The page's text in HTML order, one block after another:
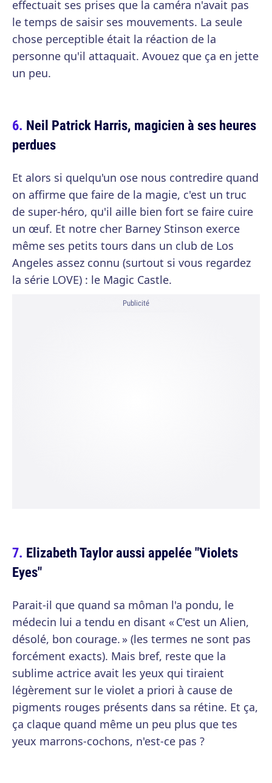
effectuait ses prises que la caméra n'avait pas
le temps de saisir ses mouvements. La seule
chose perceptible était la réaction de la
personne qu'il attaquait. Avouez que ça en jette
un peu.
Neil Patrick Harris, magicien à ses heures
perdues
Et alors si quelqu'un ose nous contredire quand
on affirme que faire de la magie, c'est un truc
de super-héro, qu'il aille bien fort se faire cuire
un œuf. Et notre cher Barney Stinson exerce
même ses petits tours dans un club de Los
Angeles assez connu (surtout si vous regardez
la série LOVE) : le Magic Castle.
Publicité
Elizabeth Taylor aussi appelée "Violets
Eyes"
Parait-il que quand sa môman l'a pondu, le
médecin lui a tendu en disant « C'est un Alien,
désolé, bon courage. » (les termes ne sont pas
forcément exacts). Mais bref, reste que la
sublime actrice avait les yeux qui tiraient
légèrement sur le violet a priori à cause de
pigments rouges présents dans sa rétine. Et ça,
ça claque quand même un peu plus que tes
yeux marrons-cochons, n'est-ce pas ?